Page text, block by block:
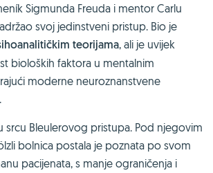
Sigmunda Freuda i mentor Carlu
svoj jedinstveni pristup. Bio je
teorijama, ali je uvijek
bioloških faktora u mentalnim
moderne neuroznanstvene
srcu Bleulerovog pristupa. Pod njegovim
bolnica postala je poznata po svom
pacijenata, s manje ograničenja i